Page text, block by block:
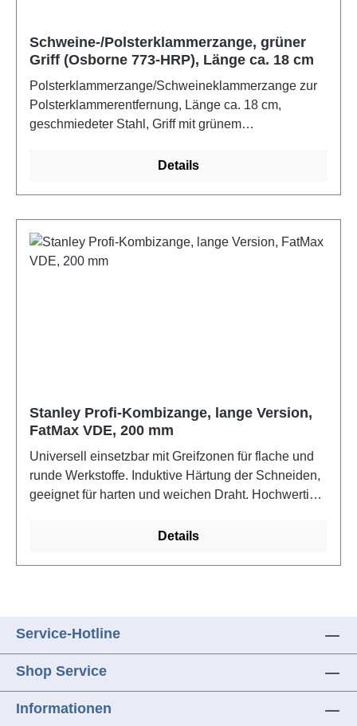
Schweine-/Polsterklammerzange, grüner
Griff (Osborne 773-HRP), Länge ca. 18 cm
Polsterklammerzange/Schweineklammerzange zur
Polsterklammerentfernung, Länge ca. 18 cm,
geschmiedeter Stahl, Griff mit grünem
Details
Stanley Profi-Kombizange, lange Version,
FatMax VDE, 200 mm
Universell einsetzbar mit Greifzonen für flache und
runde Werkstoffe. Induktive Härtung der Schneiden,
geeignet für harten und weichen Draht. Hochwertiger
Zweifarbige Griffhüllenisolation aus Bi-Material.
Details
Service-Hotline
Shop Service
Informationen